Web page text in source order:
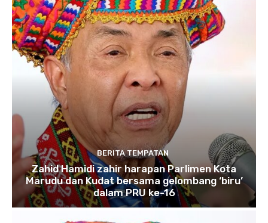
BERITA TEMPATAN
Zahid Hamidi zahir harapan Parlimen Kota
Marudu dan Kudat bersama gelombang ‘biru’
dalam PRU ke-16